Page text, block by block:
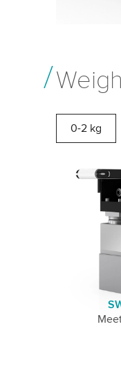
0-2 kg